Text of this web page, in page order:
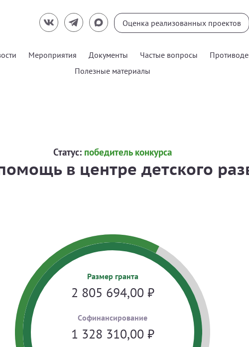
Мероприятия Документы Частые вопросы
Полезные материалы
Статус: победитель конкурса
в центре детского
Размер гранта
2 805 694,00 ₽
Cофинансирование
1 328 310,00 ₽